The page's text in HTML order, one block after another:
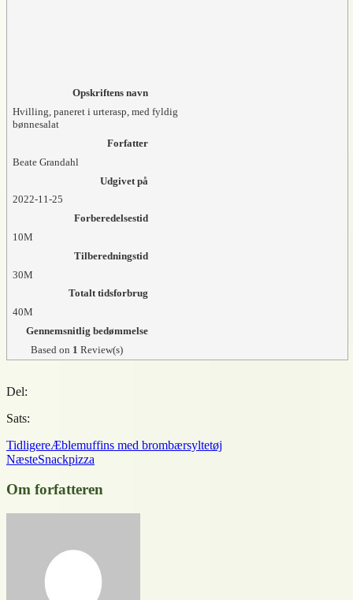
Opskriftens navn
Hvilling, paneret i urterasp, med fyldig
bønnesalat
Forfatter
Beate Grandahl
Udgivet på
2022-11-25
Forberedelsestid
10M
Tilberedningstid
30M
Totalt tidsforbrug
40M
Gennemsnitlig bedømmelse
Based on 1 Review(s)
Del:
Sats:
TidligereÆblemuffins med brombærsyltetøj
NæsteSnackpizza
Om forfatteren